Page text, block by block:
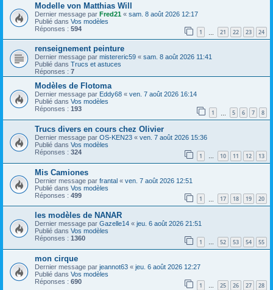
Modelle von Matthias Will
Dernier message par Fred21 « sam. 8 août 2026 12:17
Publié dans Vos modèles
Réponses : 594 1 21 22 23 24
renseignement peinture
Dernier message par mistereric59 « sam. 8 août 2026 11:41
Publié dans Trucs et astuces
Réponses : 7
Modèles de Flotoma
Dernier message par Eddy68 « ven. 7 août 2026 16:14
Publié dans Vos modèles
Réponses : 193 1 5 6 7 8
Trucs divers en cours chez Olivier
Dernier message par OS-KEN23 « ven. 7 août 2026 15:36
Publié dans Vos modèles
Réponses : 324 1 … 10 11 12 13
Mis Camiones
Dernier message par frantal « ven. 7 août 2026 12:51
Publié dans Vos modèles
Réponses : 499 1 17 18 19 20
les modèles de NANAR
Dernier message par Gazelle14 « jeu. 6 août 2026 21:51
Publié dans Vos modèles
Réponses : 1360 1 … 52 53 54 55
mon cirque
Dernier message par jeannot63 « jeu. 6 août 2026 12:27
Publié dans Vos modèles
Réponses : 690 1 … 25 26 27 28